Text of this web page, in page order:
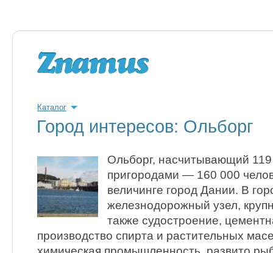
Каталог
Город интересов: Ольборг
Ольборг, насчитывающий
пригородами — 160 000
величинге город Дании. В
железнодорожный узел,
также судостроение,
производство спирта и растительных